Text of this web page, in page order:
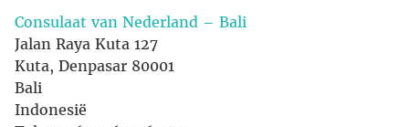
Consulaat van Nederland – Bali
Jalan Raya Kuta 127
Kuta, Denpasar 80001
Bali
Indonesië